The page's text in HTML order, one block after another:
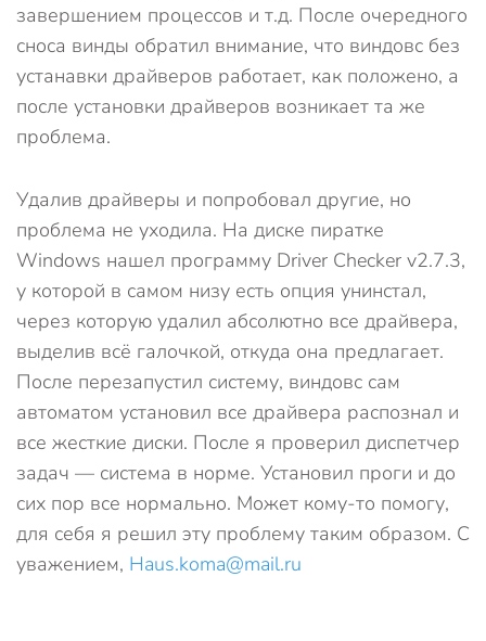
завершением процессов и т.д. После очередного
сноса винды обратил внимание, что виндовс без
устанавки драйверов работает, как положено, а
после установки драйверов возникает та же
проблема.
Удалив драйверы и попробовал другие, но
проблема не уходила. На диске пиратке
Windows нашел программу Driver Checker v2.7.3,
у которой в самом низу есть опция унинстал,
через которую удалил абсолютно все драйвера,
выделив всё галочкой, откуда она предлагает.
После перезапустил систему, виндовс сам
автоматом установил все драйвера распознал и
все жесткие диски. После я проверил диспетчер
задач — система в норме. Установил проги и до
сих пор все нормально. Может кому-то помогу,
для себя я решил эту проблему таким образом. С
уважением, Haus.koma@mail.ru